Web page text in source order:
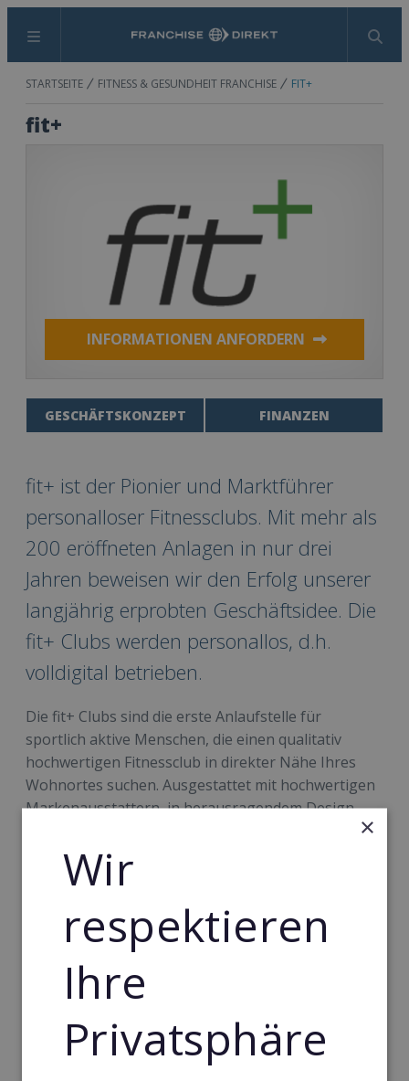
Menü Suchen
STARTSEITE FITNESS & GESUNDHEIT FRANCHISE FIT+
fit+
INFORMATIONEN ANFORDERN
GESCHÄFTSKONZEPT FINANZEN
fit+ ist der Pionier und Marktführer
personalloser Fitnessclubs. Mit mehr als
200 eröffneten Anlagen in nur drei
Jahren beweisen wir den Erfolg unserer
langjährig erprobten Geschäftsidee. Die
fit+ Clubs werden personallos, d.h.
volldigital betrieben.
Die fit+ Clubs sind die erste Anlaufstelle für
sportlich aktive Menschen, die einen qualitativ
hochwertigen Fitnessclub in direkter Nähe Ihres
Wohnortes suchen. Ausgestattet mit hochwertigen
Markenausstattern, in herausragendem Design.
Ernährungsprogramm und optionale Programme
zur Zielerreichung stehen für anspruchsvolle
Uhr zur Verfügung. Jedoch reduziert auf das
Wesentliche: Getreu dem Motto „alles, was du
brauchst“ – aber nicht mehr.
System im Gesundheitsmarkt. Für die kommenden 2
Jahre sind über 150 neue Standorte in der DACH
×
Wir
respektieren
Ihre
Privatsphäre